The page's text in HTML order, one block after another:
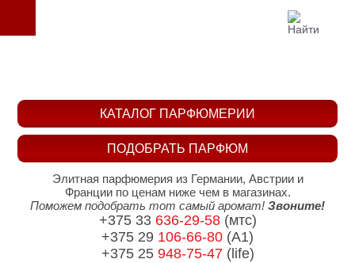
ПОДОБРАТЬ ПАРФЮМ
КАТАЛОГ ПАРФЮМЕРИИ
Элитная парфюмерия из Германии, Австрии и
Франции по ценам ниже чем в магазинах.
Поможем подобрать тот самый аромат! Звоните!
+375 33 636-29-58(мтс)
+375 29 106-66-80 (A1)
+375 25 948-75-47(life)